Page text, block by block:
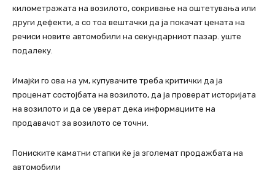
километражата на возилото, сокривање на оштетувања или
други дефекти, а со тоа вештачки да ја покачат цената на
речиси новите автомобили на секундарниот пазар. уште
подалеку.
Имајќи го ова на ум, купувачите треба критички да ја
проценат состојбата на возилото, да ја проверат историјата
на возилото и да се уверат дека информациите на
продавачот за возилото се точни.
Пониските каматни стапки ќе ја зголемат продажбата на
автомобили